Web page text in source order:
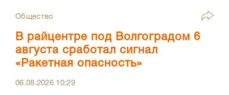
Общество
В райцентре под Волгоградом 6
августа сработал сигнал
«Ракетная опасность»
06.08.2026 10:29